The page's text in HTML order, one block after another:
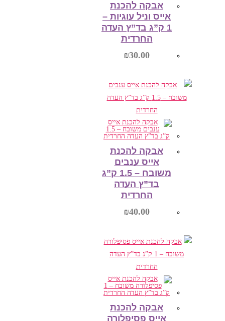
אבקה להכנת
אייס וניל עוגיות –
1 ק”ג בד”ץ העדה
החרדית
₪30.00
הוספה לסל
אבקה להכנת
אייס ענבים
משובח – 1.5 ק”ג
בד”ץ העדה
החרדית
₪40.00
הוספה לסל
אבקה להכנת
אייס פסיפלורה